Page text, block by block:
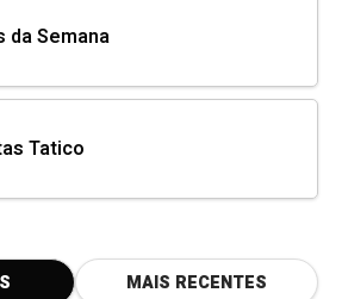
da Semana
Tatico
MAIS RECENTES